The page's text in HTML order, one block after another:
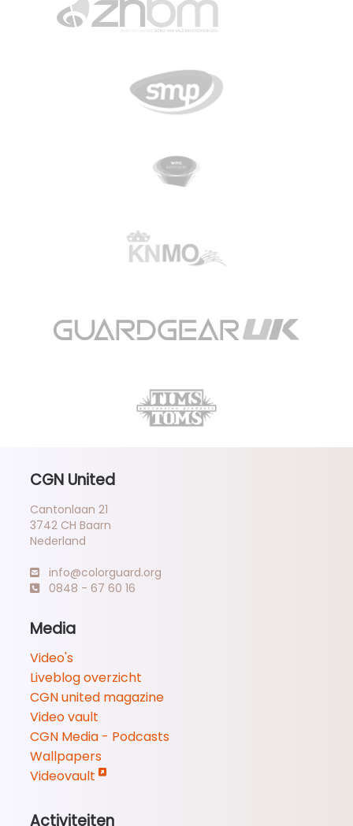
CGN United
Cantonlaan 21
3742 CH Baarn
Nederland
info@colorguard.org
0848 - 67 60 16
Media
Video's
Liveblog overzicht
CGN united magazine
Video vault
CGN Media - Podcasts
Wallpapers
Videovault
Activiteiten